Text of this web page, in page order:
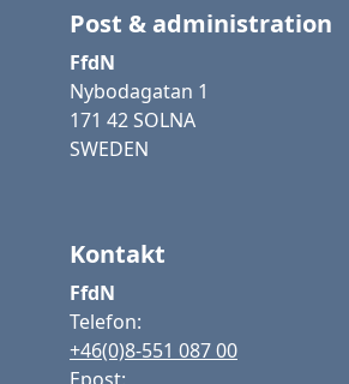
Post & administration
FfdN
Nybodagatan 1
171 42 SOLNA
SWEDEN
Kontakt
FfdN
Telefon:
+46(0)8-551 087 00